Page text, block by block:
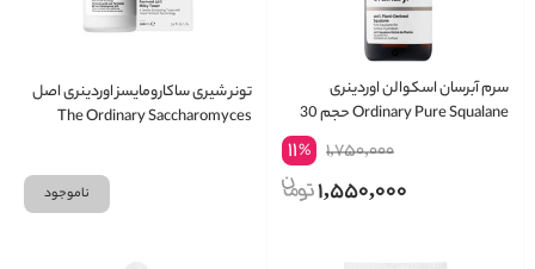
سرم آبرسان اسکوالن اوردینری
Ordinary Pure Squalane حجم 30
1,750,000
11%
1,550,000
تونر شیری ساکارومایسز اوردینری اصل
The Ordinary Saccharomyces
ناموجود